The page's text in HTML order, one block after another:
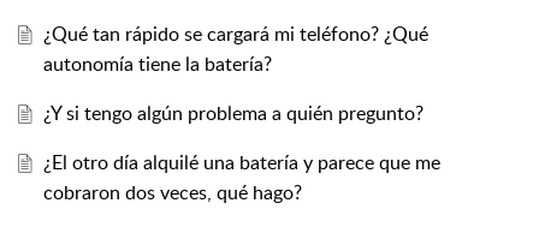
¿Qué tan rápido se cargará mi teléfono? ¿Qué
autonomía tiene la batería?
¿Y si tengo algún problema a quién pregunto?
¿El otro día alquilé una batería y parece que me
cobraron dos veces, qué hago?